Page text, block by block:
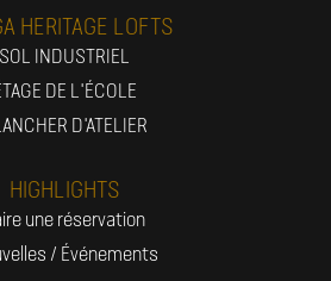
HERITAGE LOFTS
SOL INDUSTRIEL
DE L'ÉCOLE
D'ATELIER
HIGHLIGHTS
une réservation
/ Événements